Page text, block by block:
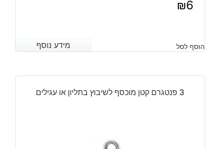
₪6
מידע נוסף הוסף לסל מידע נוסף
3 פנטגרם קטן מוכסף לשיבוץ בתליון או עגילים